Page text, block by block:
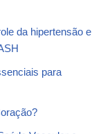
da hipertensão e
para